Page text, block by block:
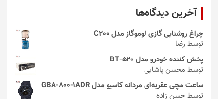
آخرین دیدگاه‌ها
چراغ روشنایی گازی لوموگاز مدل C200
توسط رضا
پخش کننده خودرو مدل 520-BT
توسط محسن پاشایی
ساعت مچی عقربه‌ای مردانه کاسیو مدل GBA-800-1ADR
توسط حسن زاده